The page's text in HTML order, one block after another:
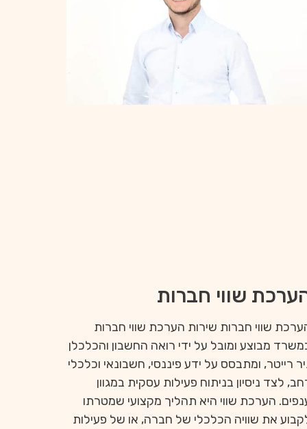
שווי חברות
שווי חברות שירות הערכת שווי חברות
מבוצע ומובל על ידי רואה החשבון והכלכלן
רייטר, ומתבסס על ידע פיננסי, חשבונאי וכלכלי
לצד ניסיון בניתוח פעילות עסקית במגוון
הערכת שווי היא תהליך מקצועי שמטרתו
את שוויה הכלכלי של חברה, או של פעילות